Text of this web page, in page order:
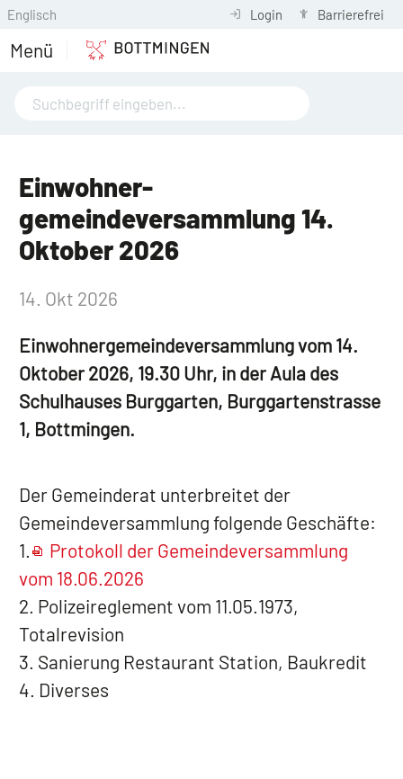
Englisch Login Barrierefrei
Menü
Einwohner­
gemeindeversammlung 14.
Oktober 2026
14. Okt 2026
Einwohner­gemeindeversammlung vom 14.
Oktober 2026, 19.30 Uhr, in der Aula des
Schulhauses Burggarten, Burggartenstrasse
1, Bottmingen.
Der Gemeinderat unterbreitet der
Gemeindeversammlung folgende Geschäfte:
1.
Protokoll der Gemeindeversammlung
vom 18.06.2026
2. Polizeireglement vom 11.05.1973,
Totalrevision
3. Sanierung Restaurant Station, Baukredit
4. Diverses